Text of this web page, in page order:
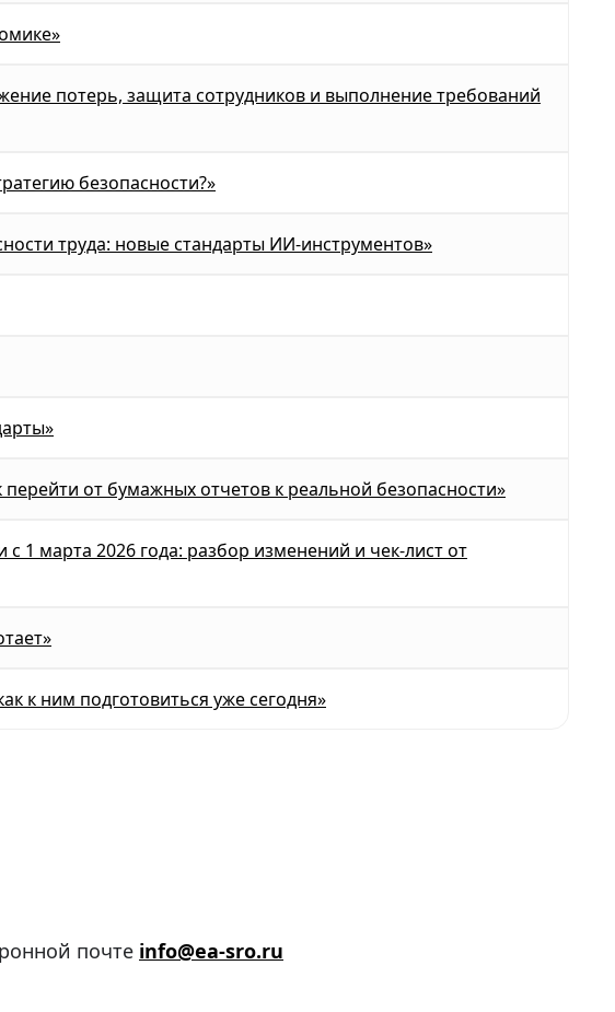
потерь, защита сотрудников и выполнение требований
безопасности?»
труда: новые стандарты ИИ-инструментов»
от бумажных отчетов к реальной безопасности»
1 марта 2026 года: разбор изменений и чек-лист от
к ним подготовиться уже сегодня»
почте info@ea-sro.ru